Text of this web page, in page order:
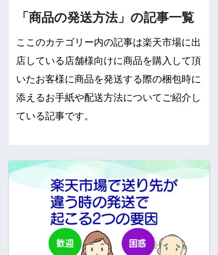
「商品の発送方法」の記事一覧
ここのカテゴリー内の記事は楽天市場に出
店している店舗様向けに商品を購入して頂
いたお客様に商品を発送する際の梱包時に
添えるお手紙や配送方法についてご紹介し
ている記事です。